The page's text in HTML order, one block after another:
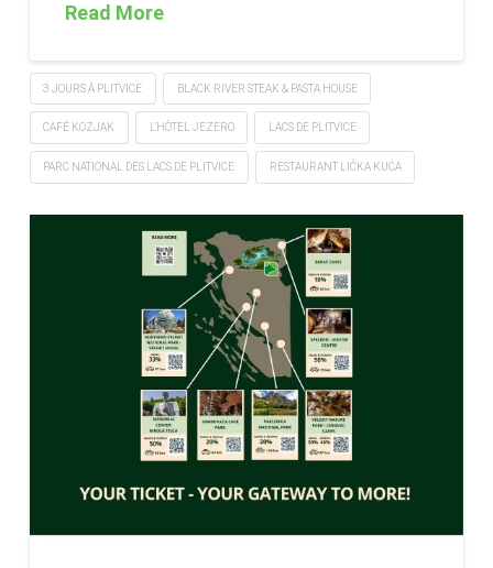
Read More
3 JOURS À PLITVICE BLACK RIVER STEAK & PASTA HOUSE
CAFÉ KOZJAK L’HÔTEL JEZERO LACS DE PLITVICE
PARC NATIONAL DES LACS DE PLITVICE RESTAURANT LIČKA KUĆA